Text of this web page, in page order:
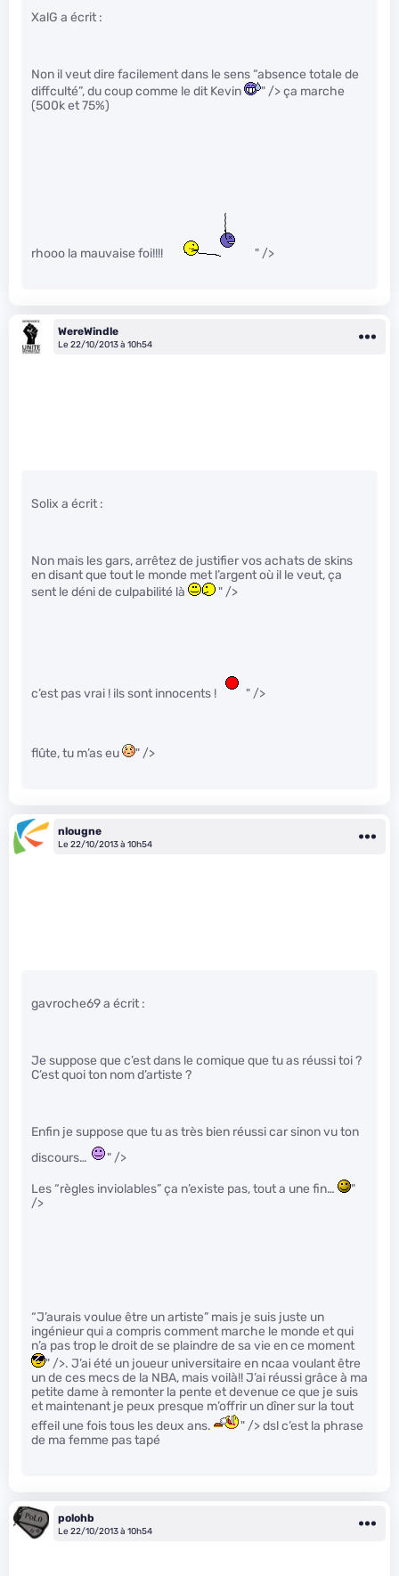
XalG a écrit :
Non il veut dire facilement dans le sens “absence totale de
diffculté”, du coup comme le dit Kevin
" /> ça marche
(500k et 75%)
rhooo la mauvaise foi!!!! " />
WereWindle
Le 22/10/2013 à 10h54
Solix a écrit :
Non mais les gars, arrêtez de justifier vos achats de skins
en disant que tout le monde met l’argent où il le veut, ça
sent le déni de culpabilité là
" />
c’est pas vrai ! ils sont innocents ! " />
flûte, tu m’as eu " />
nlougne
Le 22/10/2013 à 10h54
gavroche69 a écrit :
Je suppose que c’est dans le comique que tu as réussi toi ?
C’est quoi ton nom d’artiste ?
Enfin je suppose que tu as très bien réussi car sinon vu ton
discours…
" />
Les “règles inviolables” ça n’existe pas, tout a une fin…
"
/>
“J’aurais voulue être un artiste” mais je suis juste un
ingénieur qui a compris comment marche le monde et qui
n’a pas trop le droit de se plaindre de sa vie en ce moment
" />. J’ai été un joueur universitaire en ncaa voulant être
un de ces mecs de la NBA, mais voilà!! J’ai réussi grâce à ma
petite dame à remonter la pente et devenue ce que je suis
et maintenant je peux presque m’offrir un dîner sur la tout
effeil une fois tous les deux ans.
" /> dsl c’est la phrase
de ma femme pas tapé
polohb
Le 22/10/2013 à 10h54